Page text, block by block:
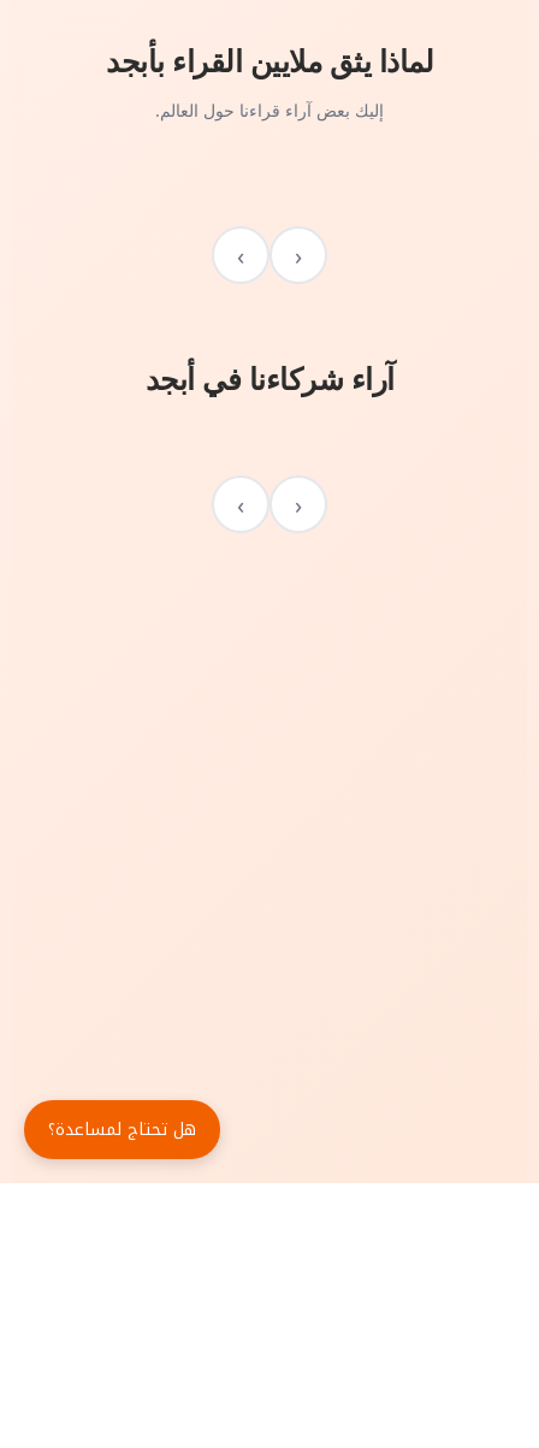
لماذا يثق ملايين القراء بأبجد
إليك بعض آراء قراءنا حول العالم.
‹
›
آراء شركاءنا في أبجد
‹
›
هل تحتاج لمساعدة؟